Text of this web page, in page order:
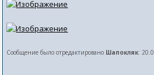
Сообщение было отредактировано Шапокляк: